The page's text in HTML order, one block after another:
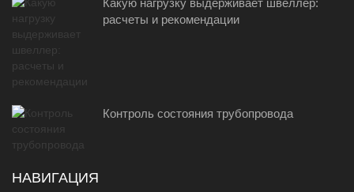
расчеты и рекомендации
Контроль состояния трубопровода
НАВИГАЦИЯ